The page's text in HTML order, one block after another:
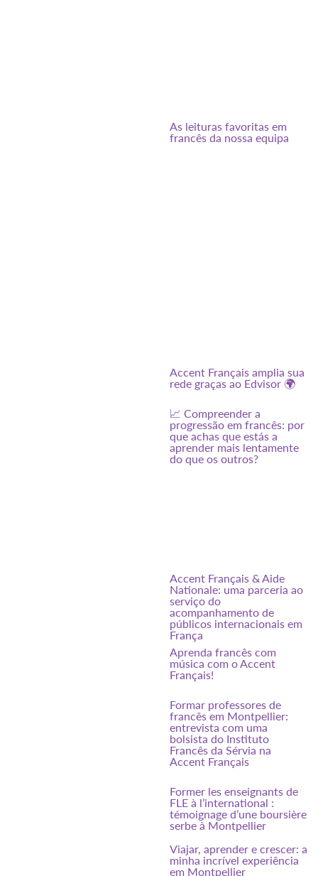
As leituras favoritas em
francês da nossa equipa
Accent Français amplia sua
rede graças ao Edvisor 🌍
📈 Compreender a
progressão em francês: por
que achas que estás a
aprender mais lentamente
do que os outros?
Accent Français & Aide
Nationale: uma parceria ao
serviço do
acompanhamento de
públicos internacionais em
França
Aprenda francês com
música com o Accent
Français!
Formar professores de
francês em Montpellier:
entrevista com uma
bolsista do Instituto
Francês da Sérvia na
Accent Français
Former les enseignants de
FLE à l’international :
témoignage d’une boursière
serbe à Montpellier
Viajar, aprender e crescer: a
minha incrível experiência
em Montpellier